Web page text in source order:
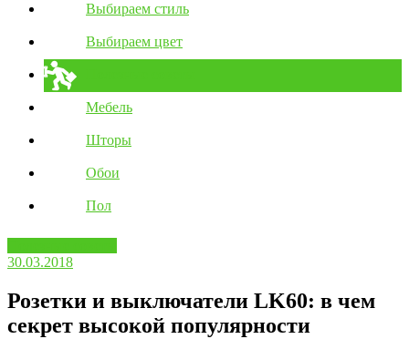
Выбираем стиль
Выбираем цвет
Мебель
Шторы
Обои
Пол
30.03.2018
Розетки и выключатели LK60: в чем
секрет высокой популярности